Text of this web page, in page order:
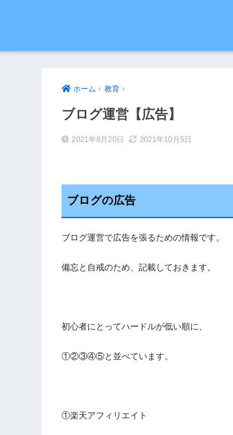
ホーム 教育
ブログ運営【広告】
2021年8月20日 2021年10月5日
ブログの広告
ブログ運営で広告を張るための情報です。
備忘と自戒のため、記載しておきます。
初心者にとってハードルが低い順に、
①②③④⑤と並べています。
①楽天アフィリエイト